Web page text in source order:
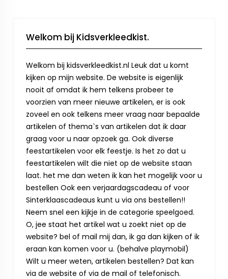
Welkom bij Kidsverkleedkist.
Welkom bij kidsverkleedkist.nl Leuk dat u komt
kijken op mijn website. De website is eigenlijk
nooit af omdat ik hem telkens probeer te
voorzien van meer nieuwe artikelen, er is ook
zoveel en ook telkens meer vraag naar bepaalde
artikelen of thema`s van artikelen dat ik daar
graag voor u naar opzoek ga. Ook diverse
feestartikelen voor elk feestje. Is het zo dat u
feestartikelen wilt die niet op de website staan
laat. het me dan weten ik kan het mogelijk voor u
bestellen Ook een verjaardagscadeau of voor
Sinterklaascadeaus kunt u via ons bestellen!!
Neem snel een kijkje in de categorie speelgoed.
O, jee staat het artikel wat u zoekt niet op de
website? bel of mail mij dan, ik ga dan kijken of ik
eraan kan komen voor u. (behalve playmobil)
Wilt u meer weten, artikelen bestellen? Dat kan
via de website of via de mail of telefonisch.